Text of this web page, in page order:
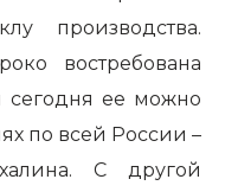
производства.
востребована
ее можно
по всей России –
С другой